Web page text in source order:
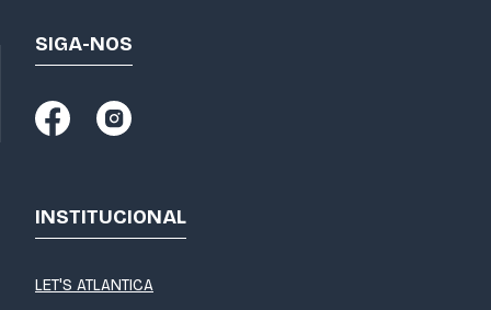
SIGA-NOS
INSTITUCIONAL
LET'S ATLANTICA